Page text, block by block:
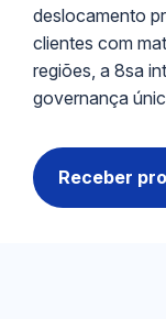
deslocamento
clientes com
regiões, a 8sa
governança
Receber